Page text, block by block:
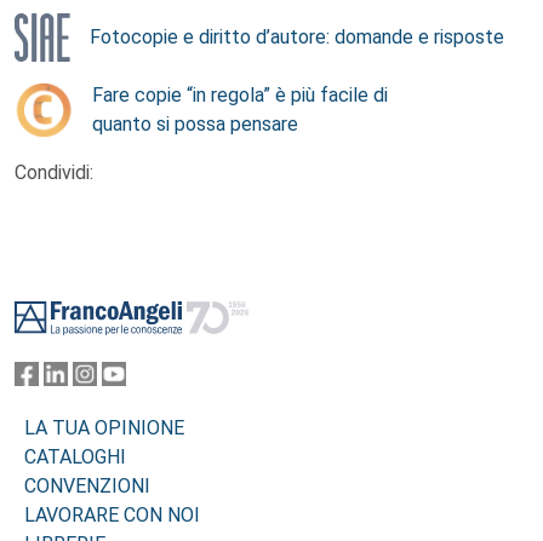
Fotocopie e diritto d’autore: domande e risposte
Fare copie “in regola” è più facile di
quanto si possa pensare
Condividi:
LA TUA OPINIONE
CATALOGHI
CONVENZIONI
LAVORARE CON NOI